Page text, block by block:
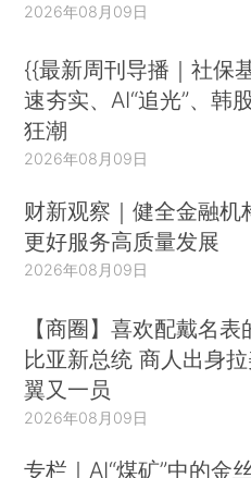
2026年08月09日
{{最新周刊导播｜社保
速夯实、AI“追光”、韩
狂潮
2026年08月09日
财新观察｜健全金融机
更好服务高质量发展
2026年08月09日
【商圈】喜欢配戴名表
比亚新总统 商人出身
翼又一员
2026年08月09日
专栏｜AI“煤矿”中的金